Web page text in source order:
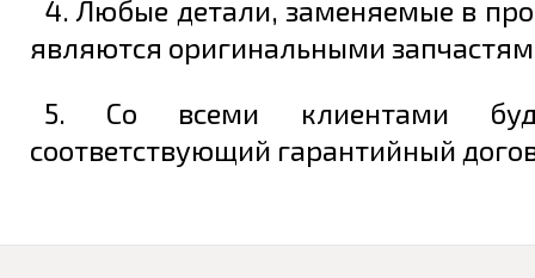
4. Любые детали, заменяемые в
являются оригинальными
5. Со всеми клиентами
соответствующий гарантийный